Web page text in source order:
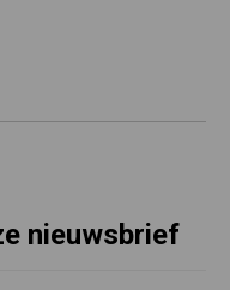
nieuwsbrief